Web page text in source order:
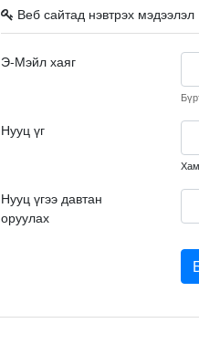
Веб сайтад нэвтрэх мэдээлэл
Э-Мэйл хаяг
Нууц үг
Нууц үгээ давтан
оруулах